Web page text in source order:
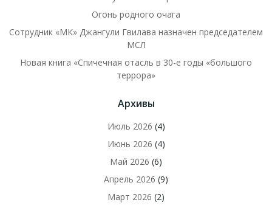
Огонь родного очага
Сотрудник «МК» Джангули Гвилава назначен председателем
МСЛ
Новая книга «Спичечная отасль в 30-е годы «большого
террора»
Архивы
Июль 2026 (4)
Июнь 2026 (4)
Май 2026 (6)
Апрель 2026 (9)
Март 2026 (2)